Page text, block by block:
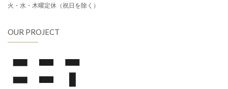
火・水・木曜定休（祝日を除く）
OUR PROJECT